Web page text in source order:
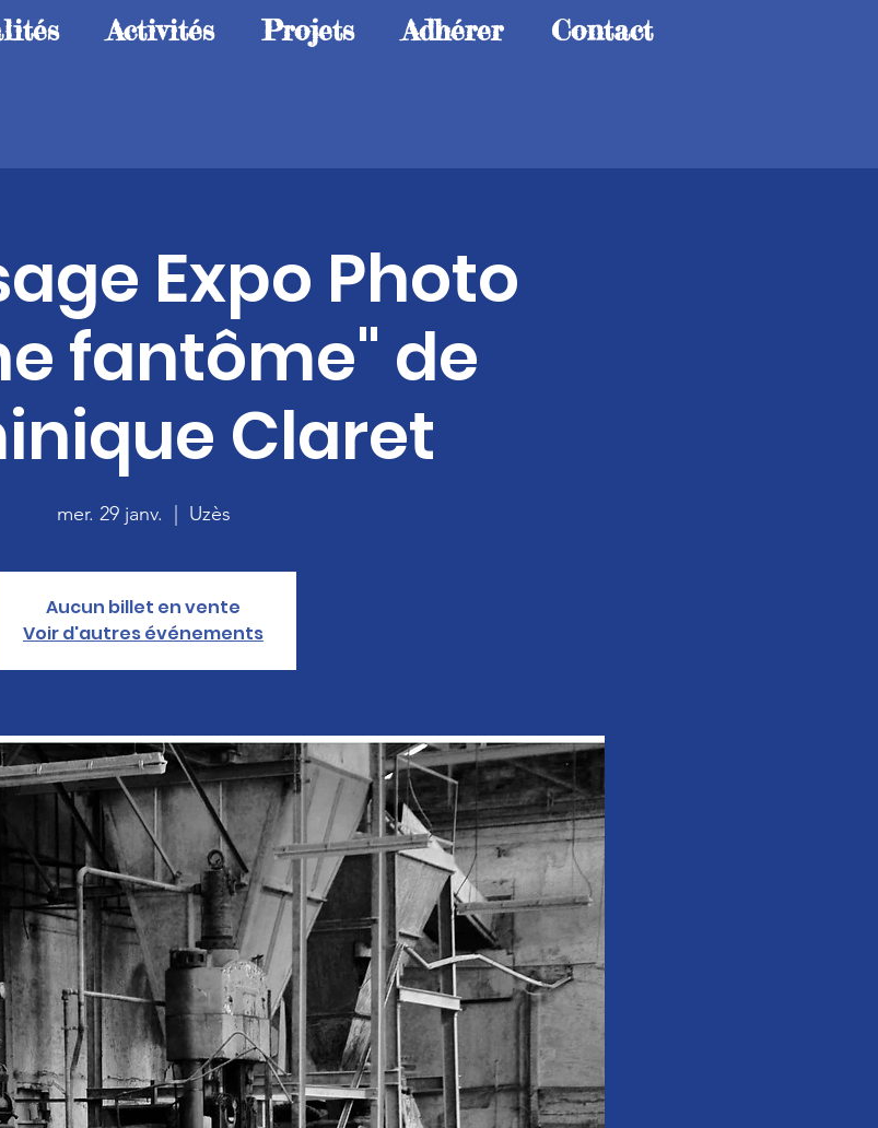
Activités Projets Adhérer Contact
Expo Photo
fantôme" de
Claret
mer. 29 janv. Uzès
Aucun billet en vente
Voir d'autres événements